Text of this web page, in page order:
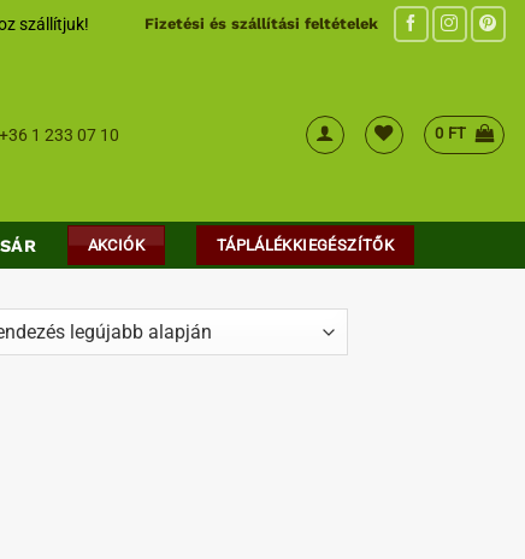
szállítjuk! Fizetési és szállítási feltételek
+36 1 233 07 10 0 FT
AKCIÓK TÁPLÁLÉKKIEGÉSZÍTŐK